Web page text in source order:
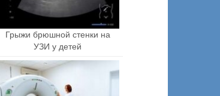
Грыжи брюшной стенки на
УЗИ у детей